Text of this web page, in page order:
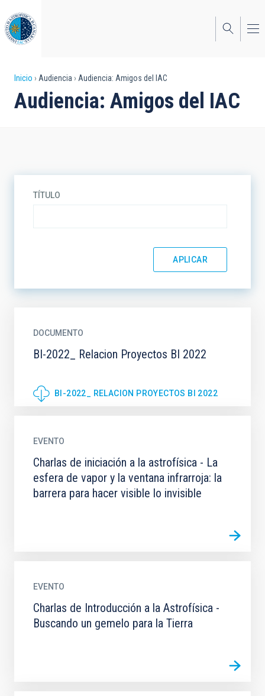
al
contenido
principal
Sobrescribir
enlaces
navegación
Inicio Audiencia Audiencia: Amigos del IAC
Audiencia: Amigos del IAC
TÍTULO
DOCUMENTO
BI-2022_ Relacion Proyectos BI 2022
BI-2022_ RELACION PROYECTOS BI 2022
EVENTO
Charlas de iniciación a la astrofísica - La
esfera de vapor y la ventana infrarroja: la
barrera para hacer visible lo invisible
EVENTO
Charlas de Introducción a la Astrofísica -
Buscando un gemelo para la Tierra